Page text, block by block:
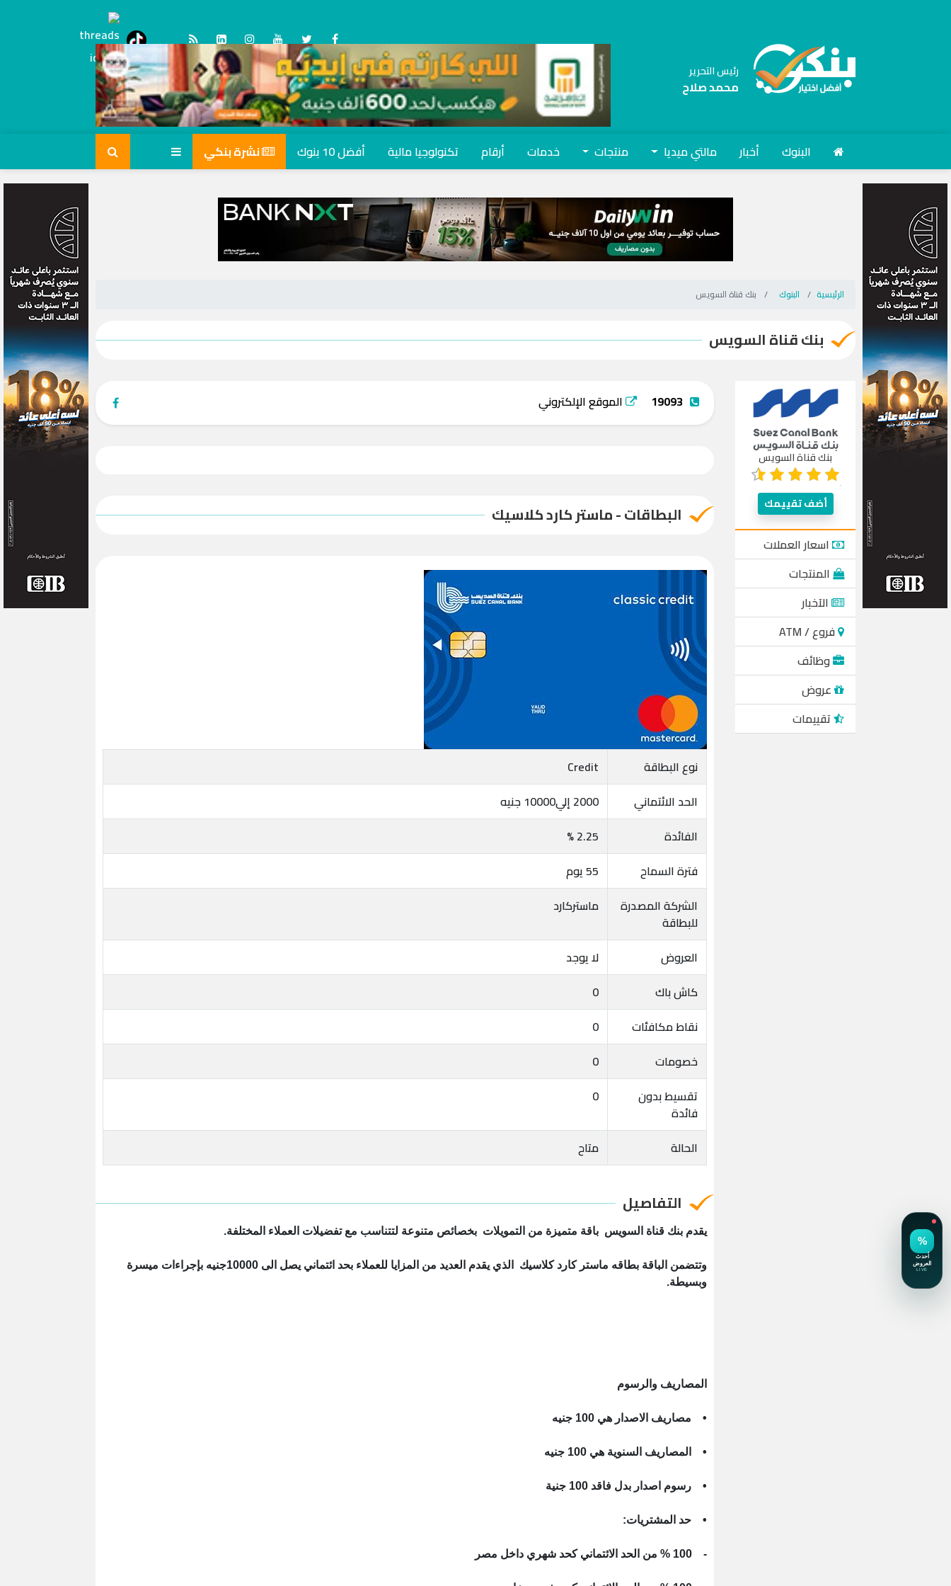
tiktok
Threads
رئيس التحرير
محمد صلاح
البنوك أخبار مالتي ميديا منتجات خدمات أرقام تكنولوجيا مالية أفضل 10 بنوك نشرة بنكي
الرئيسية البنوك بنك قناة السويس
بنك قناة السويس
بنك قناة السويس
أضف تقييمك
اسعار العملات
المنتجات
الآخبار
فروع / ATM
وظائف
عروض
تقييمات
19093 الموقع الإلكتروني
البطاقات - ماستر كارد كلاسيك
نوع البطاقة
Credit
الحد الائتماني
2000 إلي10000 جنيه
الفائدة
2.25 %
فترة السماح
55 يوم
الشركة المصدرة
للبطاقة
ماستركارد
العروض
لا يوجد
كاش باك
0
نقاط مكافئات
0
خصومات
0
تقسيط بدون
فائدة
0
الحالة متاح
التفاصيل
يقدم بنك قناة السويس باقة متميزة من التمويلات بخصائص متنوعة لتتناسب مع تفضيلات العملاء المختلفة.
وتتضمن الباقة بطاقه ماستر كارد كلاسيك الذي يقدم العديد من المزايا للعملاء بحد ائتماني يصل الى 10000جنيه بإجراءات ميسرة
وبسيطة.
المصاريف والرسوم
• مصاريف الاصدار هي 100 جنيه
• المصاريف السنوية هي 100 جنيه
• رسوم اصدار بدل فاقد 100 جنية
• حد المشتريات:
- 100 % من الحد الائتماني كحد شهري داخل مصر